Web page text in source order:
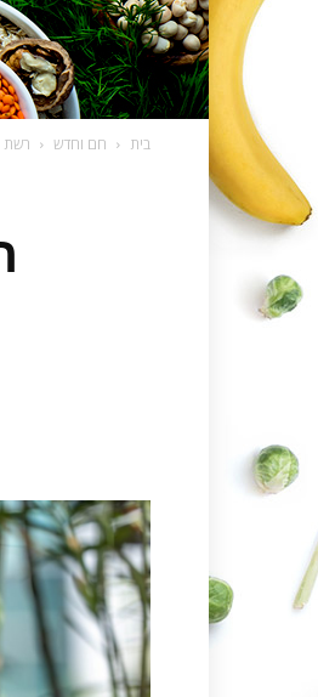
בית חם וחדש רשת BBB משיקה קוקטייל ברד אלכוהולי צונן ומרענן במיוחד לתפריט קיץ 2022